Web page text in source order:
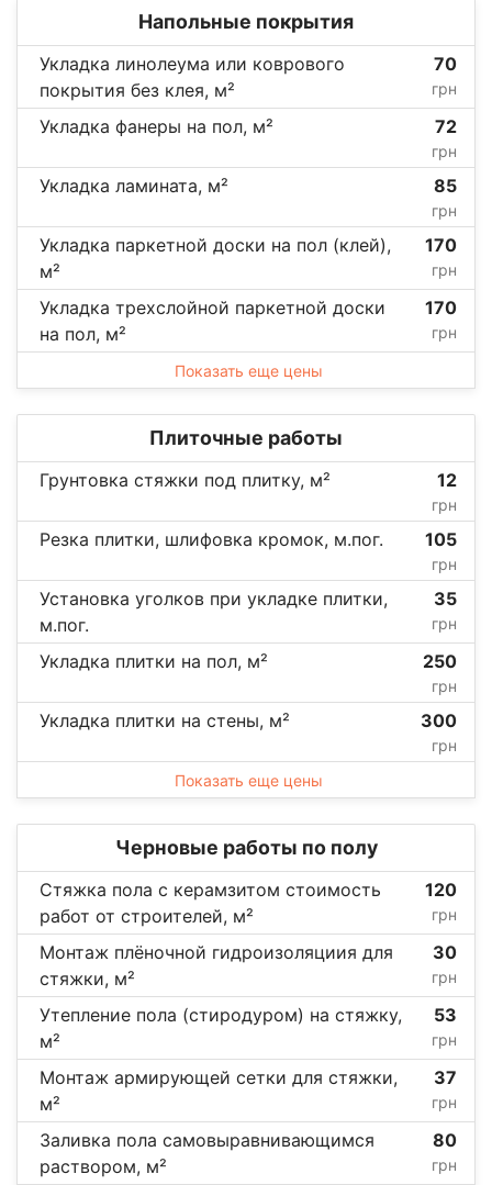
Напольные покрытия
Укладка линолеума или коврового
покрытия без клея, м²
70
грн
Укладка фанеры на пол, м² 72
грн
Укладка ламината, м² 85
грн
Укладка паркетной доски на пол (клей),
м²
170
грн
Укладка трехслойной паркетной доски
на пол, м²
170
грн
Показать еще цены
Плиточные работы
Грунтовка стяжки под плитку, м² 12
грн
Резка плитки, шлифовка кромок, м.пог. 105
грн
Установка уголков при укладке плитки,
м.пог.
35
грн
Укладка плитки на пол, м² 250
грн
Укладка плитки на стены, м² 300
грн
Показать еще цены
Черновые работы по полу
Стяжка пола с керамзитом стоимость
работ от строителей, м²
120
грн
Монтаж плёночной гидроизоляциия для
стяжки, м²
30
грн
Утепление пола (стиродуром) на стяжку,
м²
53
грн
Монтаж армирующей сетки для стяжки,
м²
37
грн
Заливка пола самовыравнивающимся
раствором, м²
80
грн